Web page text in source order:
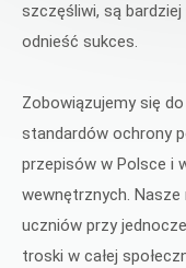
szczęśliwi, są
odnieść sukces.
Zobowiązujemy się
standardów ochrony
przepisów w Polsce i
wewnętrznych.
uczniów przy
troski w całej